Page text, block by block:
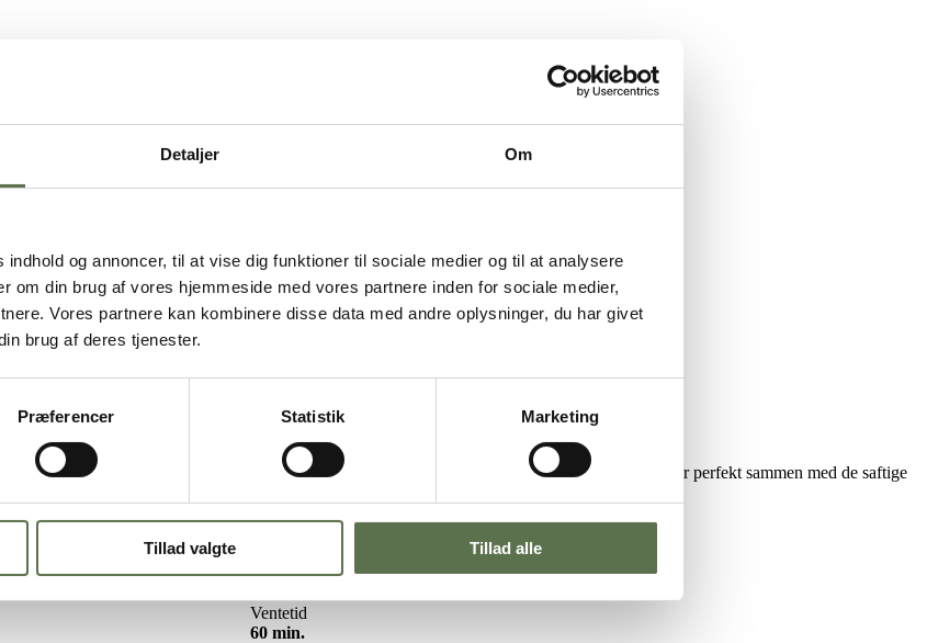
Detaljer Om
og annoncer, til at vise dig funktioner til sociale medier og til at analysere
om din brug af vores hjemmeside med vores partnere inden for sociale medier,
Vores partnere kan kombinere disse data med andre oplysninger, du har givet
brug af deres tjenester.
Præferencer Statistik Marketing
Tillad valgte Tillad alle
smagen af efterårets blommer.
med blommer er lige så kompakt og saftig som en brownie. Den søde hvide chokolade passer perfekt sammen med de saftige
eller bag den, når du har lyst til lidt lækkert.
Ventetid
60 min.